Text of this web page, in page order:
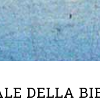
DELLA